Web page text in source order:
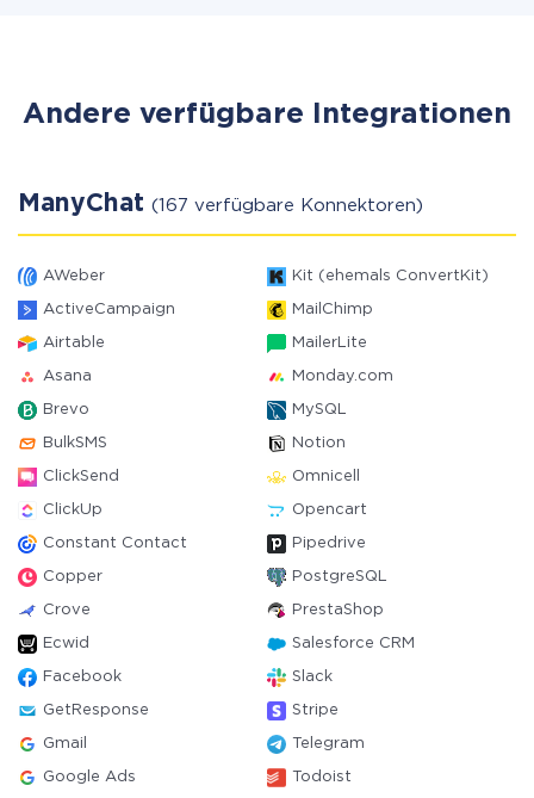
Andere verfügbare Integrationen
ManyChat (167 verfügbare Konnektoren)
AWeber Kit (ehemals ConvertKit)
ActiveCampaign MailChimp
Airtable MailerLite
Asana Monday.com
Brevo MySQL
BulkSMS Notion
ClickSend Omnicell
ClickUp Opencart
Constant Contact Pipedrive
Copper PostgreSQL
Crove PrestaShop
Ecwid Salesforce CRM
Facebook Slack
GetResponse Stripe
Gmail Telegram
Google Ads Todoist